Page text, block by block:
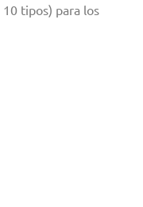
tipos) para los